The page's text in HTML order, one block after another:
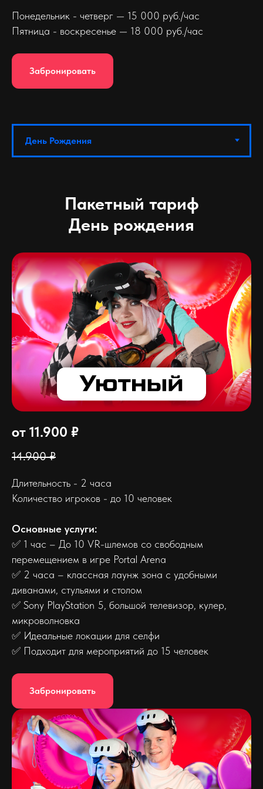
Понедельник - четверг — 15 000 руб./час
Пятница - воскресенье — 18 000 руб./час
Забронировать
Пакетный тариф
День рождения
от 11.900 ₽
14.900 ₽
Длительность - 2 часа
Количество игроков - до 10 человек
Основные услуги:
✅ 1 час – До 10 VR-шлемов со свободным
перемещением в игре Portal Arena
✅ 2 часа – классная лаунж зона с удобными
диванами, стульями и столом
✅ Sony PlayStation 5, большой телевизор, кулер,
микроволновка
✅ Идеальные локации для селфи
✅ Подходит для мероприятий до 15 человек
Забронировать